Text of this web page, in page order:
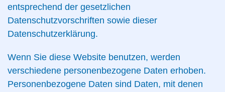
entsprechend der gesetzlichen
Datenschutzvorschriften sowie dieser
Datenschutzerklärung.
Wenn Sie diese Website benutzen, werden
verschiedene personenbezogene Daten erhoben.
Personenbezogene Daten sind Daten, mit denen